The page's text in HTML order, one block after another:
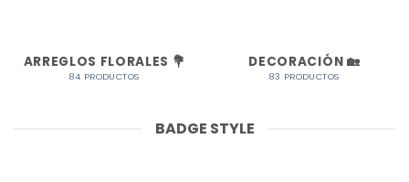
ARREGLOS FLORALES 💐
84 PRODUCTOS
DECORACIÓN 🏡
83 PRODUCTOS
BADGE STYLE